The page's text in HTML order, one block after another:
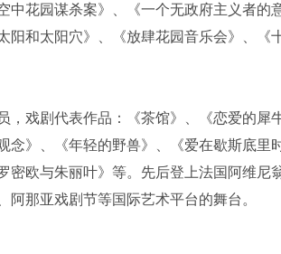
中花园谋杀案》、《一个无政府主义者的
阳和太阳穴》、《放肆花园音乐会》、《
，戏剧代表作品：《茶馆》、《恋爱的
念》、《年轻的野兽》、《爱在歇斯底里
密欧与朱丽叶》等。先后登上法国阿维尼
阿那亚戏剧节等国际艺术平台的舞台。